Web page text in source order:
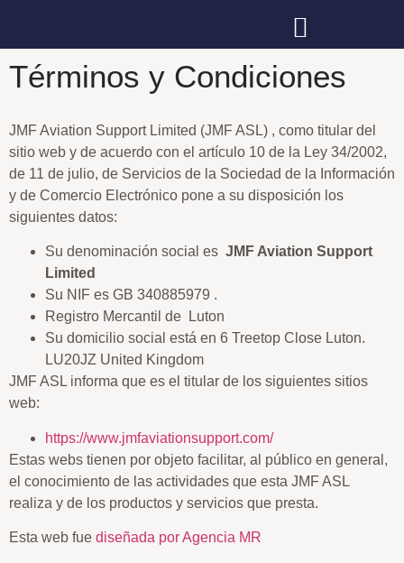
Términos y Condiciones
JMF Aviation Support Limited (JMF ASL) , como titular del
sitio web y de acuerdo con el artículo 10 de la Ley 34/2002,
de 11 de julio, de Servicios de la Sociedad de la Información
y de Comercio Electrónico pone a su disposición los
siguientes datos:
Su denominación social es JMF Aviation Support
Limited
Su NIF es GB 340885979 .
Registro Mercantil de Luton
Su domicilio social está en 6 Treetop Close Luton.
LU20JZ United Kingdom
JMF ASL informa que es el titular de los siguientes sitios
web:
https://www.jmfaviationsupport.com/
Estas webs tienen por objeto facilitar, al público en general,
el conocimiento de las actividades que esta JMF ASL
realiza y de los productos y servicios que presta.
Esta web fue diseñada por Agencia MR